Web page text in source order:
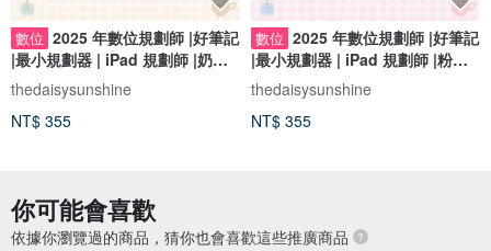
數位 2025 年數位規劃師 |好筆記
|最小規劃器 | iPad 規劃師 |奶油
米色
thedaisysunshine
NT$ 355
數位 2025 年數位規劃師 |好筆記
|最小規劃器 | iPad 規劃師 |粉紅
色的
thedaisysunshine
NT$ 355
你可能會喜歡
依據你瀏覽過的商品，猜你也會喜歡這些推廣商品